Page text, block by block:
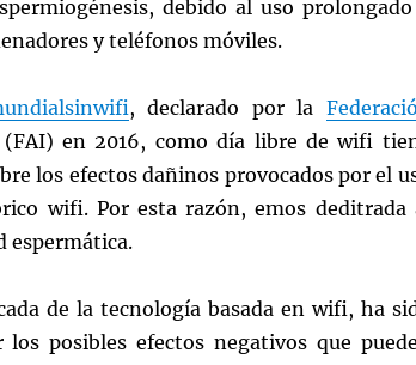
debido al uso
y teléfonos móviles.
, declarado por la
(FAI) en 2016, como día libre de wifi
los efectos dañinos provocados por el
wifi. Por esta razón, emos deditrada
espermática.
de la tecnología basada en wifi, ha
posibles efectos negativos que